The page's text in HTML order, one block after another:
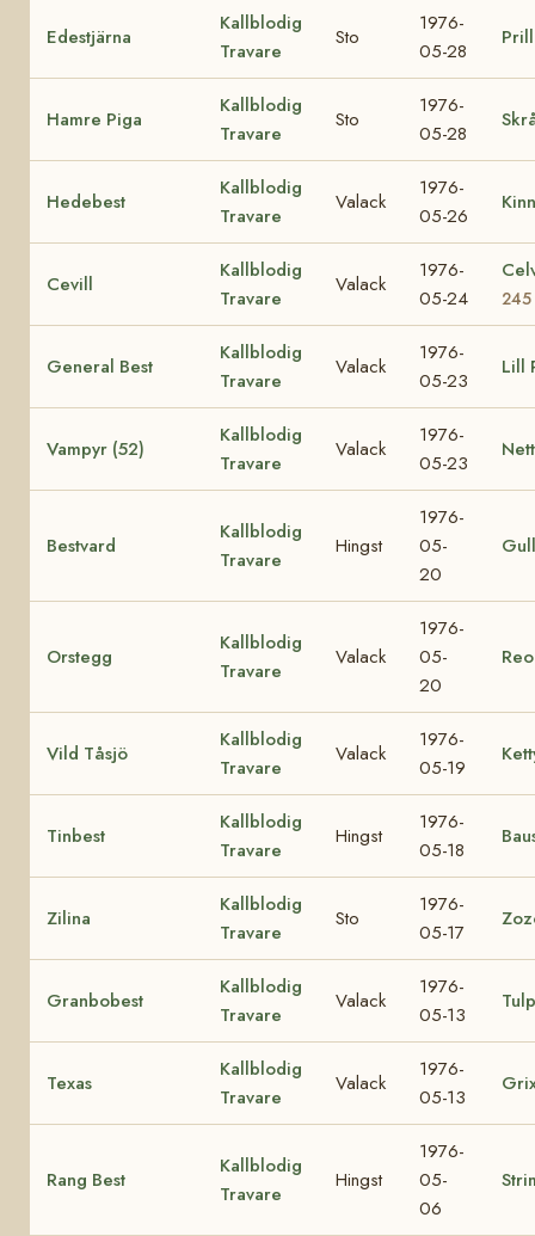
Edestjärna
Kallblodig
Travare
Sto
1976-
05-28
Hamre Piga
Kallblodig
Travare
Sto
1976-
05-28
Hedebest
Kallblodig
Travare
Valack
1976-
05-26
Cevill
Kallblodig
Travare
Valack
1976-
05-24
245
General Best
Kallblodig
Travare
Valack
1976-
05-23
Lill
Vampyr (52)
Kallblodig
Travare
Valack
1976-
05-23
Bestvard
Kallblodig
Travare
Hingst
1976-
05-
20
Orstegg
Kallblodig
Travare
Valack
1976-
05-
20
Vild Tåsjö
Kallblodig
Travare
Valack
1976-
05-19
Tinbest
Kallblodig
Travare
Hingst
1976-
05-18
Zilina
Kallblodig
Travare
Sto
1976-
05-17
Granbobest
Kallblodig
Travare
Valack
1976-
05-13
Texas
Kallblodig
Travare
Valack
1976-
05-13
Rang Best
Kallblodig
Travare
Hingst
1976-
05-
06